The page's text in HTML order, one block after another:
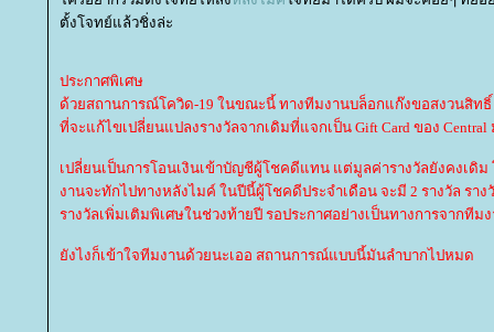
ตั้งโจทย์แล้วชิ่งล่ะ
ประกาศพิเศษ
ด้วยสถานการณ์โควิด-19 ในขณะนี้ ทางทีมงานบล็อกแก๊งขอสงวนสิทธิ์
ที่จะแก้ไขเปลี่ยนแปลงรางวัลจากเดิมที่แจกเป็น Gift Card ของ Central
เปลี่ยนเป็นการโอนเงินเข้าบัญชีผู้โชคดีแทน แต่มูลค่ารางวัลยังคงเดิ
งานจะทักไปทางหลังไมค์ ในปีนี้ผู้โชคดีประจำเดือน จะมี 2 รางวัล ราง
รางวัลเพิ่มเติมพิเศษในช่วงท้ายปี รอประกาศอย่างเป็นทางการจากทีม
ังไงก็เข้าใจทีมงานด้วยนะเออ สถานการณ์แบบนี้มันลำบากไปหมด